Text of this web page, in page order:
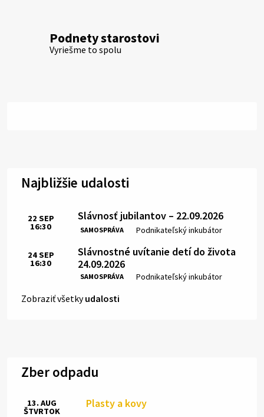
Podnety starostovi
Vyriešme to spolu
Najbližšie udalosti
Slávnosť jubilantov – 22.09.2026
SAMOSPRÁVA Miesto:
Podnikateľský inkubátor
Čas:
22 SEP
16:30
Slávnostné uvítanie detí do života
24.09.2026
SAMOSPRÁVA Miesto:
Podnikateľský inkubátor
Čas:
24SEP
16:30
Zobraziť všetkyudalosti
Zber odpadu
Plasty a kovy
13. AUG
ŠTVRTOK